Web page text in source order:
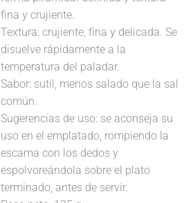
fina y crujiente.
Textura: crujiente, fina y delicada. Se
disuelve rápidamente a la
temperatura del paladar.
Sabor: sutil, menos salado que la sal
común.
Sugerencias de uso: se aconseja su
uso en el emplatado, rompiendo la
escama con los dedos y
espolvoreándola sobre el plato
terminado, antes de servir.